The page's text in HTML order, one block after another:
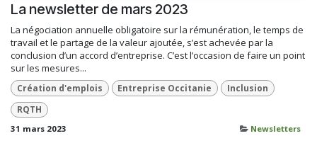
La newsletter de mars 2023
La négociation annuelle obligatoire sur la rémunération, le temps de
travail et le partage de la valeur ajoutée, s’est achevée par la
conclusion d’un accord d’entreprise. C’est l’occasion de faire un point
sur les mesures...
Création d'emplois Entreprise Occitanie
Inclusion
RQTH
31 mars 2023 Newsletters